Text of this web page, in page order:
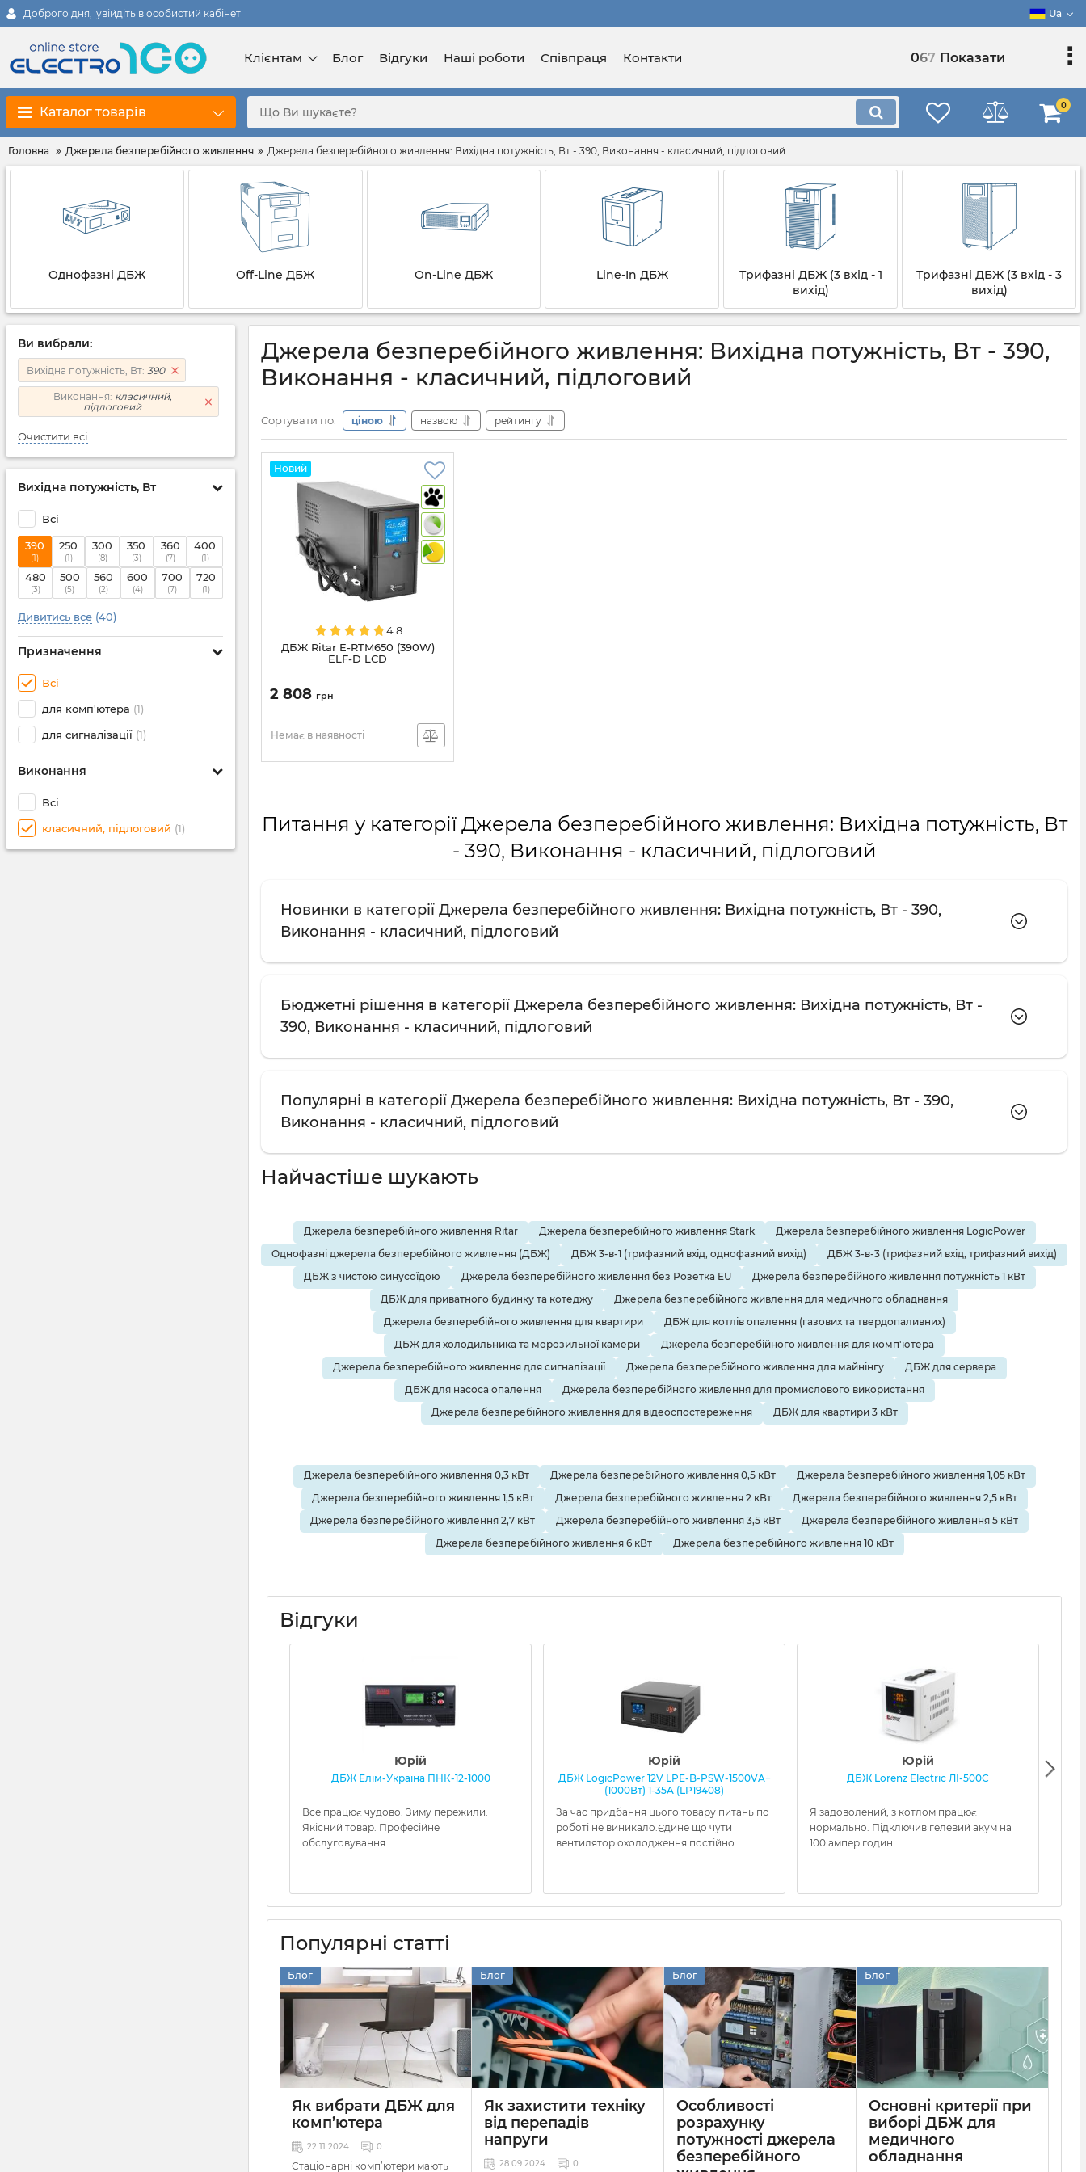
Доброго дня, увійдіть в особистий кабінет Ua
Клієнтам Блог Відгуки Наші роботи Співпраця Контакти 067 Показати
Каталог товарів 0
Головна Джерела безперебійного живлення Джерела безперебійного живлення: Вихідна потужність, Вт - 390, Виконання - класичний, підлоговий
Однофазні ДБЖ Off-Line ДБЖ On-Line ДБЖ Line-In ДБЖ
Трифазні ДБЖ (3 вхід - 1
вихід)
Трифазні ДБЖ (3 вхід - 3
вихід)
Ви вибрали:
Вихідна потужність, Вт: 390
Виконання: класичний,
підлоговий
Очистити всі
Вихідна потужність, Вт
Всі
390
(1)
250
(1)
300
(8)
350
(3)
360
(7)
400
(1)
480
(3)
500
(5)
560
(2)
600
(4)
700
(7)
720
(1)
Дивитись все (40)
Призначення
Всі
для комп'ютера (1)
для сигналізації (1)
Виконання
Всі
класичний, підлоговий (1)
Джерела безперебійного живлення: Вихідна потужність, Вт - 390,
Виконання - класичний, підлоговий
Сортувати по: ціною назвою рейтингу
Новий
4.8
ДБЖ Ritar E-RTM650 (390W)
ELF-D LCD
2 808 грн
Немає в наявності
Питання у категорії Джерела безперебійного живлення: Вихідна потужність, Вт
- 390, Виконання - класичний, підлоговий
Новинки в категорії Джерела безперебійного живлення: Вихідна потужність, Вт - 390,
Виконання - класичний, підлоговий
Бюджетні рішення в категорії Джерела безперебійного живлення: Вихідна потужність, Вт -
390, Виконання - класичний, підлоговий
Популярні в категорії Джерела безперебійного живлення: Вихідна потужність, Вт - 390,
Виконання - класичний, підлоговий
Найчастіше шукають
Джерела безперебійного живлення Ritar Джерела безперебійного живлення Stark
Джерела безперебійного живлення LogicPower
Однофазні джерела безперебійного живлення (ДБЖ)
ДБЖ 3-в-1 (трифазний вхід, однофазний вихід)
ДБЖ 3-в-3 (трифазний вхід, трифазний вихід)
ДБЖ з чистою синусоїдою
Джерела безперебійного живлення без Розетка EU
Джерела безперебійного живлення потужність 1 кВт
ДБЖ для приватного будинку та котеджу
Джерела безперебійного живлення для медичного обладнання
Джерела безперебійного живлення для квартири
ДБЖ для котлів опалення (газових та твердопаливних)
ДБЖ для холодильника та морозильної камери
Джерела безперебійного живлення для комп'ютера
Джерела безперебійного живлення для сигналізації
Джерела безперебійного живлення для майнінгу
ДБЖ для сервера
ДБЖ для насоса опалення
Джерела безперебійного живлення для промислового використання
Джерела безперебійного живлення для відеоспостереження
ДБЖ для квартири 3 кВт
Джерела безперебійного живлення 0,3 кВт Джерела безперебійного живлення 0,5 кВт
Джерела безперебійного живлення 1,05 кВт
Джерела безперебійного живлення 1,5 кВт
Джерела безперебійного живлення 2 кВт
Джерела безперебійного живлення 2,5 кВт
Джерела безперебійного живлення 2,7 кВт
Джерела безперебійного живлення 3,5 кВт
Джерела безперебійного живлення 5 кВт
Джерела безперебійного живлення 6 кВт
Джерела безперебійного живлення 10 кВт
Відгуки
Юрій
ДБЖ Елім-Україна ПНК-12-1000
Все працює чудово. Зиму пережили.
Якісний товар. Професійне
обслуговування.
Юрій
ДБЖ LogicPower 12V LPE-B-PSW-1500VA+
(1000Вт) 1-35A (LP19408)
За час придбання цього товару питань по
роботі не виникало.Єдине що чути
вентилятор охолодження постійно.
Юрій
ДБЖ Lorenz Electric ЛІ-500С
Я задоволений, з котлом працює
нормально. Підключив гелевий акум на
100 ампер годин
Популярні статті
Блог
Як вибрати ДБЖ для
комп’ютера
22 11 2024 0
Стаціонарні комп’ютери мають
Блог
Як захистити техніку
від перепадів
напруги
28 09 2024 0
Блог
Особливості
розрахунку
потужності джерела
безперебійного
Блог
Основні критерії при
виборі ДБЖ для
медичного
обладнання